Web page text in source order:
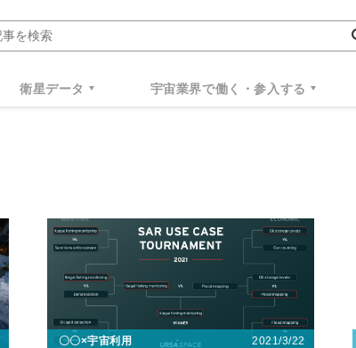
衛星データ 宇宙業界で働く・参入する
〇〇×宇宙利用 2021/3/22